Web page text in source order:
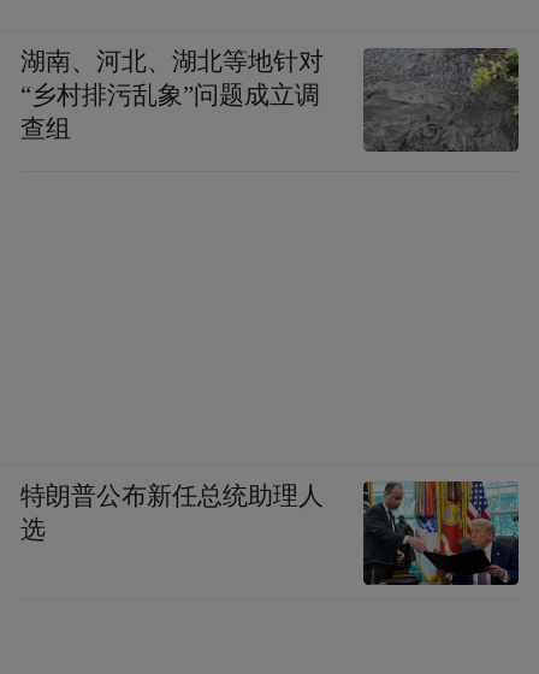
湖南、河北、湖北等地针对
“乡村排污乱象”问题成立调
查组
特朗普公布新任总统助理人
选